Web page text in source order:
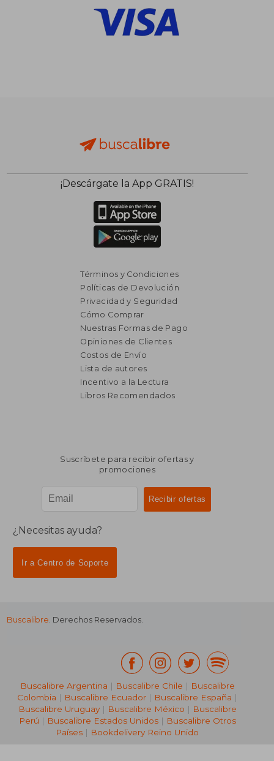
$ 14.969
¡Descárgate la App GRATIS!
Términos y Condiciones
Políticas de Devolución
Privacidad y Seguridad
Cómo Comprar
Nuestras Formas de Pago
Opiniones de Clientes
Costos de Envío
Lista de autores
Incentivo a la Lectura
Libros Recomendados
Suscríbete para recibir ofertas y
promociones
¿Necesitas ayuda?
Ir a Centro de Soporte
Buscalibre. Derechos Reservados.
Buscalibre Argentina | Buscalibre Chile | Buscalibre
Colombia | Buscalibre Ecuador | Buscalibre España |
Buscalibre Uruguay| Buscalibre México | Buscalibre
Perú | Buscalibre Estados Unidos| Buscalibre Otros
Países | Bookdelivery Reino Unido